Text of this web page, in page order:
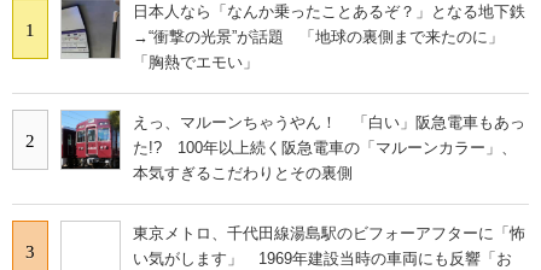
1
日本人なら「なんか乗ったことあるぞ？」となる地下鉄
→“衝撃の光景”が話題 「地球の裏側まで来たのに」
「胸熱でエモい」
2
えっ、マルーンちゃうやん！ 「白い」阪急電車もあっ
た!? 100年以上続く阪急電車の「マルーンカラー」、
本気すぎるこだわりとその裏側
3
東京メトロ、千代田線湯島駅のビフォーアフターに「怖
い気がします」 1969年建設当時の車両にも反響「お